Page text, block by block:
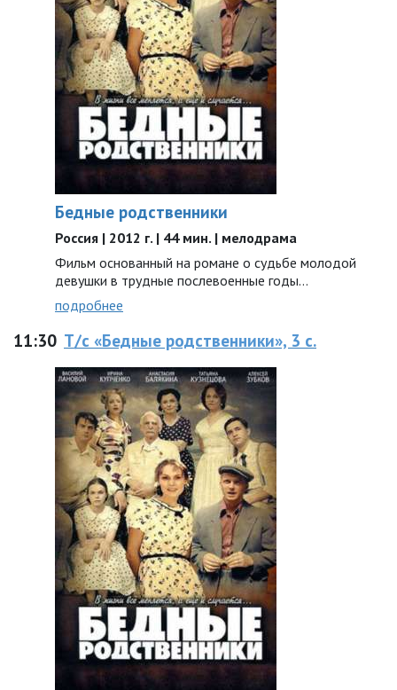
Бедные родственники
Россия | 2012 г. | 44 мин. | мелодрама
Фильм основанный на романе о судьбе молодой
девушки в трудные послевоенные годы…
подробнее
11:30 Т/с «Бедные родственники», 3 с.